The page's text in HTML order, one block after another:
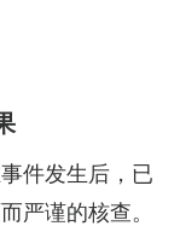
件发生后，已
严谨的核查。